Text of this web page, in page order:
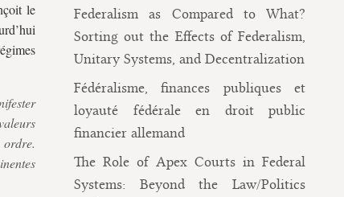
le
Federalism as Compared to What?
Sorting out the Effects of Federalism,
Unitary Systems, and Decentralization
Fédéralisme, finances publiques et
loyauté fédérale en droit public
financier allemand
The Role of Apex Courts in Federal
Systems: Beyond the Law/Politics